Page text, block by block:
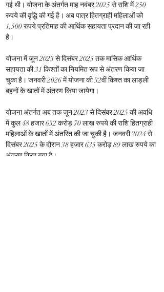
गई थी। योजना के अंतर्गत माह नवंबर 2025 से राशि में 250
रुपये की वृद्धि की गई है। अब पात्र हितग्राही महिलाओं को
1,500 रुपये प्रतिमाह की आर्थिक सहायता प्रदान की जा रही
है।
योजना में जून 2023 से दिसंबर 2025 तक मासिक आर्थिक
सहायता की 31 किश्तों का नियमित रूप से अंतरण किया जा
चुका है। जनवरी 2026 में योजना की 32वीं किश्त का लाड़ली
बहनों के खातों में अंतरण किया जायेगा।
योजना अंतर्गत अब तक जून 2023 से दिसंबर 2025 की अवधि
में कुल 48 हजार 632 करोड़ 70 लाख रुपये की राशि हितग्राही
महिलाओं के खातों में अंतरित की जा चुकी है। जनवरी 2024 से
दिसंबर 2025 के दौरान 38 हजार 635 करोड़ 89 लाख रुपये का
अंतरण किया गया है।